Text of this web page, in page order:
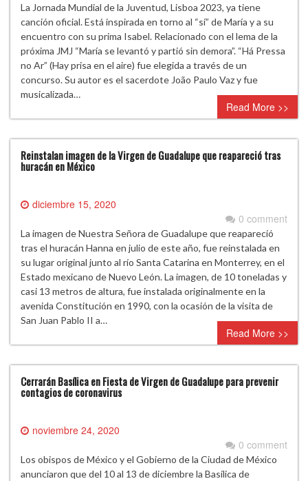
La Jornada Mundial de la Juventud, Lisboa 2023, ya tiene
canción oficial. Está inspirada en torno al “sí” de María y a su
encuentro con su prima Isabel. Relacionado con el lema de la
próxima JMJ “María se levantó y partió sin demora”. “Há Pressa
no Ar” (Hay prisa en el aire) fue elegida a través de un
concurso. Su autor es el sacerdote João Paulo Vaz y fue
musicalizada…
Read More >>
Reinstalan imagen de la Virgen de Guadalupe que reapareció tras
huracán en México
diciembre 15, 2020
0 comment
La imagen de Nuestra Señora de Guadalupe que reapareció
tras el huracán Hanna en julio de este año, fue reinstalada en
su lugar original junto al río Santa Catarina en Monterrey, en el
Estado mexicano de Nuevo León. La imagen, de 10 toneladas y
casi 13 metros de altura, fue instalada originalmente en la
avenida Constitución en 1990, con la ocasión de la visita de
San Juan Pablo II a…
Read More >>
Cerrarán Basílica en Fiesta de Virgen de Guadalupe para prevenir
contagios de coronavirus
noviembre 24, 2020
0 comment
Los obispos de México y el Gobierno de la Ciudad de México
anunciaron que del 10 al 13 de diciembre la Basílica de